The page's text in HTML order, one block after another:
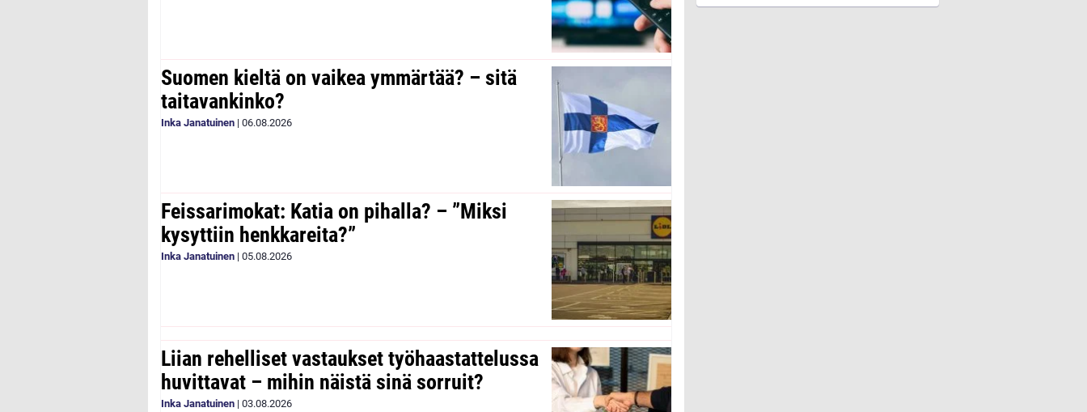
Suomen kieltä on vaikea ymmärtää? – sitä
taitavankinko?
Inka Janatuinen | 06.08.2026
Feissarimokat: Katia on pihalla? – ”Miksi
kysyttiin henkkareita?”
Inka Janatuinen | 05.08.2026
Liian rehelliset vastaukset työhaastattelussa
huvittavat – mihin näistä sinä sorruit?
Inka Janatuinen | 03.08.2026